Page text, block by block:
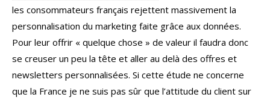
les consommateurs français rejettent massivement la
personnalisation du marketing faite grâce aux données.
Pour leur offrir « quelque chose » de valeur il faudra donc
se creuser un peu la tête et aller au delà des offres et
newsletters personnalisées. Si cette étude ne concerne
que la France je ne suis pas sûr que l’attitude du client sur